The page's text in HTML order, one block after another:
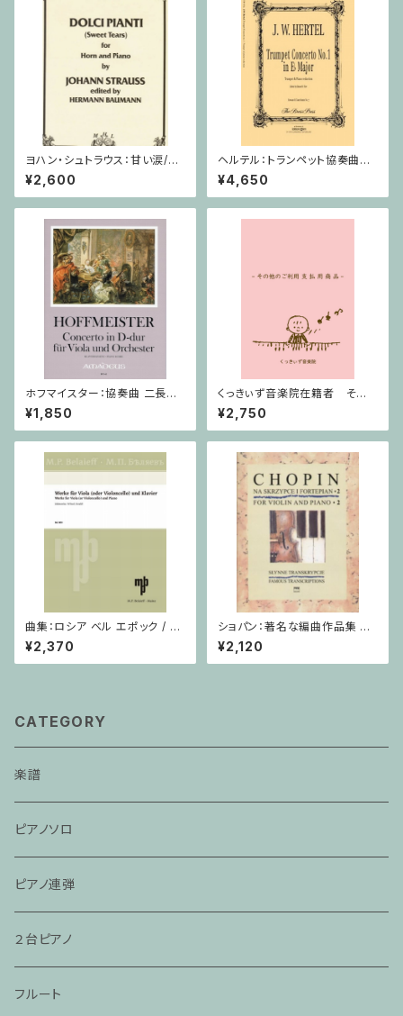
ヨハン・シュトラウス：甘い涙/ホ
ルン・ピアノ
¥2,600
ヘルテル：トランペット協奏曲第1
番 変ホ長調/トランペット・ピア
ノ
¥4,650
ホフマイスター：協奏曲 二長調
/ ヴィオラ・ピアノ
¥1,850
くっきぃず音楽院在籍者 その
他のご利用支払用商品 ワニく
んのキーボード
¥2,750
曲集：ロシア ベル エポック / ヴ
ィオラ（またはチェロ）・ピアノ
¥2,370
ショパン：著名な編曲作品集 第
2巻 / ヴァイオリン・ピアノ
¥2,120
CATEGORY
楽譜
ピアノソロ
ピアノ連弾
２台ピアノ
フルート